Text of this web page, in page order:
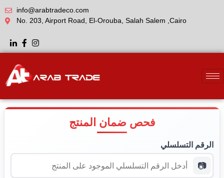
info@arabtradeco.com
No. 203, Airport Road, El-Orouba, Salah Salem ,Cairo
فحص ضمان المنتج
الرقم التسلسلي
📷